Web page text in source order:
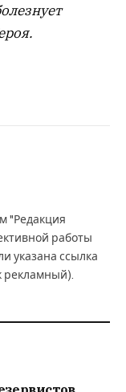
"Редакция
работы
указана ссылка
рекламный).